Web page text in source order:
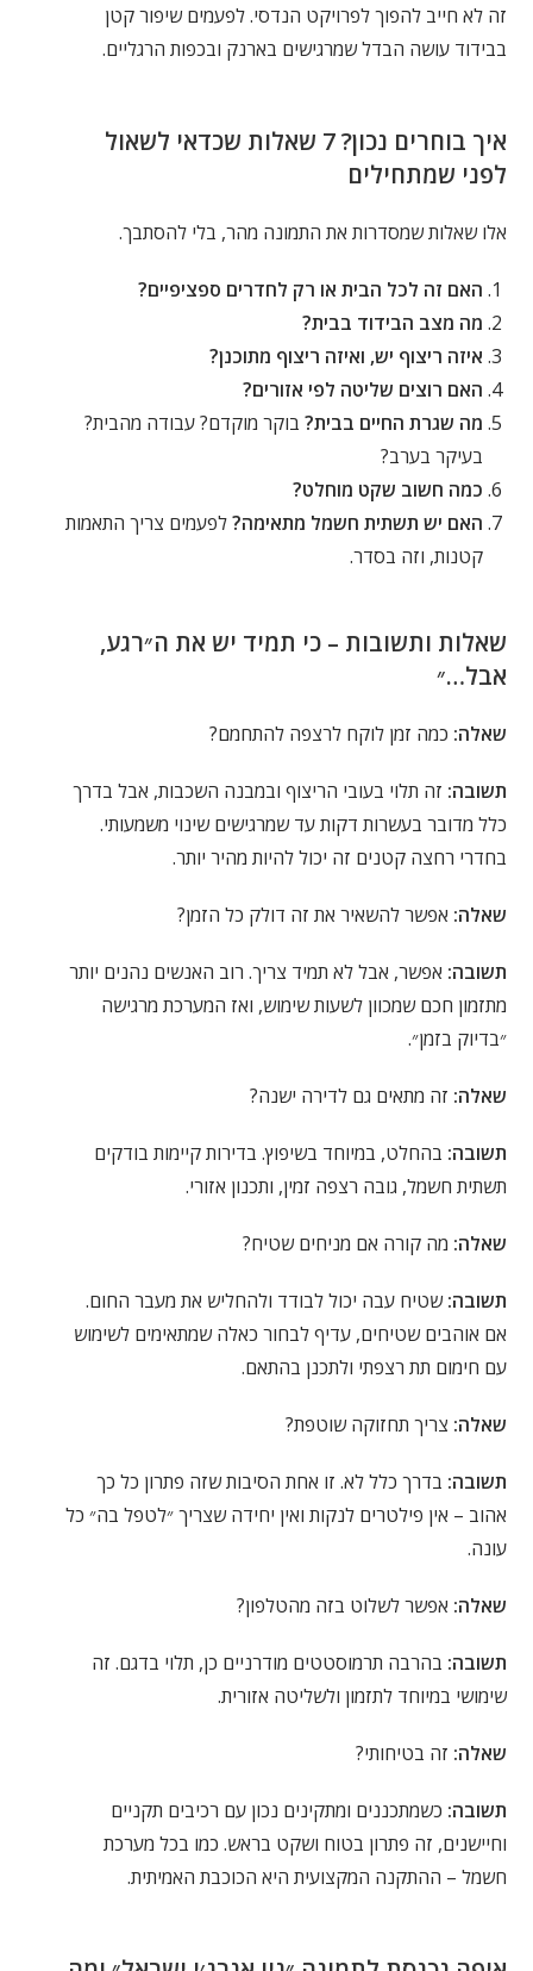
זה לא חייב להפוך לפרויקט הנדסי. לפעמים שיפור קטן
בבידוד עושה הבדל שמרגישים בארנק ובכפות הרגליים.
איך בוחרים נכון? 7 שאלות שכדאי לשאול
לפני שמתחילים
אלו שאלות שמסדרות את התמונה מהר, בלי להסתבך.
האם זה לכל הבית או רק לחדרים ספציפיים?
מה מצב הבידוד בבית?
איזה ריצוף יש, ואיזה ריצוף מתוכנן?
האם רוצים שליטה לפי אזורים?
מה שגרת החיים בבית? בוקר מוקדם? עבודה מהבית?
בעיקר בערב?
כמה חשוב שקט מוחלט?
האם יש תשתית חשמל מתאימה?לפעמים צריך התאמות
קטנות, וזה בסדר.
שאלות ותשובות – כי תמיד יש את ה״רגע,
אבל…״
שאלה: כמה זמן לוקח לרצפה להתחמם?
תשובה: זה תלוי בעובי הריצוף ובמבנה השכבות, אבל בדרך
כלל מדובר בעשרות דקות עד שמרגישים שינוי משמעותי.
בחדרי רחצה קטנים זה יכול להיות מהיר יותר.
שאלה: אפשר להשאיר את זה דולק כל הזמן?
תשובה: אפשר, אבל לא תמיד צריך. רוב האנשים נהנים יותר
מתזמון חכם שמכוון לשעות שימוש, ואז המערכת מרגישה
״בדיוק בזמן״.
שאלה: זה מתאים גם לדירה ישנה?
תשובה: בהחלט, במיוחד בשיפוץ. בדירות קיימות בודקים
תשתית חשמל, גובה רצפה זמין, ותכנון אזורי.
שאלה: מה קורה אם מניחים שטיח?
תשובה:שטיח עבה יכול לבודד ולהחליש את מעבר החום.
אם אוהבים שטיחים, עדיף לבחור כאלה שמתאימים לשימוש
עם חימום תת רצפתי ולתכנן בהתאם.
שאלה: צריך תחזוקה שוטפת?
תשובה: בדרך כלל לא. זו אחת הסיבות שזה פתרון כל כך
אהוב – אין פילטרים לנקות ואין יחידה שצריך ״לטפל בה״ כל
עונה.
שאלה: אפשר לשלוט בזה מהטלפון?
תשובה: בהרבה תרמוסטטים מודרניים כן, תלוי בדגם. זה
שימושי במיוחד לתזמון ולשליטה אזורית.
שאלה: זה בטיחותי?
תשובה: כשמתכננים ומתקינים נכון עם רכיבים תקניים
וחיישנים, זה פתרון בטוח ושקט בראש. כמו בכל מערכת
חשמל – ההתקנה המקצועית היא הכוכבת האמיתית.